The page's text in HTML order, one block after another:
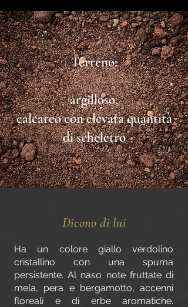
Terreno:
argilloso,
calcareo con elevata quantità
di scheletro
Dicono di lui
Ha un colore giallo verdolino
cristallino con una spuma
persistente. Al naso note fruttate di
mela, pera e bergamotto, accenni
floreali e di erbe aromatiche.